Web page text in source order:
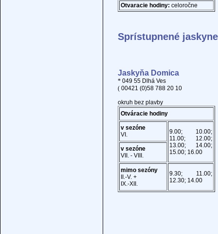
Otvaracie hodiny: celoročne
Sprístupnené jaskyne
Jaskyňa Domica
* 049 55 Dlhá Ves
( 00421 (0)58 788 20 10
okruh bez plavby
Otváracie hodiny
v sezóne
VI.
9.00; 10.00;
11.00; 12.00;
13.00; 14.00;
15.00; 16.00
v sezóne
VII. - VIII.
mimo sezóny
II.-V. +
IX.-XII.
9.30; 11.00;
12.30; 14.00